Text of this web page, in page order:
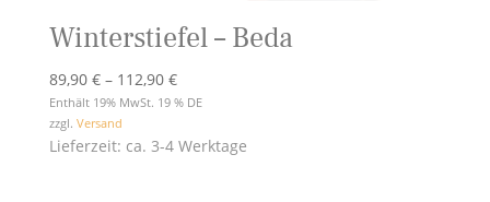
Winterstiefel – Beda
89,90 € – 112,90 €Preisspanne:
89,90 €
112,90 €
Enthält 19% MwSt. 19 % DE
zzgl. Versand
Lieferzeit: ca. 3-4 Werktage